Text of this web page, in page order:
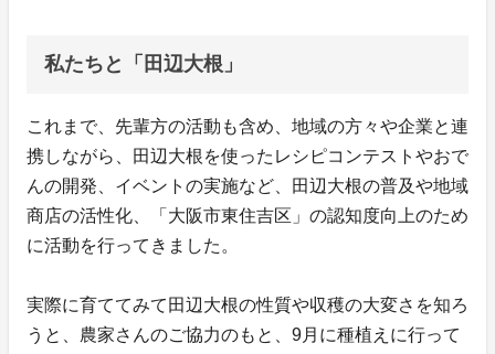
私たちと「田辺大根」
これまで、先輩方の活動も含め、地域の方々や企業と連
携しながら、田辺大根を使ったレシピコンテストやおで
んの開発、イベントの実施など、田辺大根の普及や地域
商店の活性化、「大阪市東住吉区」の認知度向上のため
に活動を行ってきました。
実際に育ててみて田辺大根の性質や収穫の大変さを知ろ
うと、農家さんのご協力のもと、9月に種植えに行って